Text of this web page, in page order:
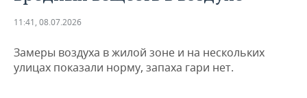
ДЕКЛАРАЦИИ О ДОХОДАХ
КОРОЛИ ГОСЗАКАЗА ПФО
НОВОСТИ ЭКОНОМИКИ
ФИНАНСЫ
ПРОМЫШЛЕННОСТЬ
НОВОСТИ
НЕДВИЖИМОСТЬ
11:41, 08.07.2026
Замеры воздуха в жилой зоне и на нескольких
улицах показали норму, запаха гари нет.